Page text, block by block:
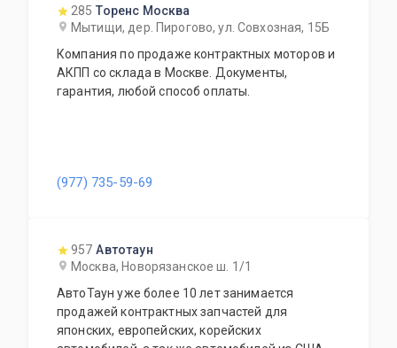
285 Торенс Москва
Мытищи, дер. Пирогово, ул. Совхозная, 15Б
Компания по продаже контрактных моторов и
АКПП со склада в Москве. Документы,
гарантия, любой способ оплаты.
(977) 735-59-69
957 Автотаун
Москва, Новорязанское ш. 1/1
АвтоТаун уже более 10 лет занимается
продажей контрактных запчастей для
японских, европейских, корейских